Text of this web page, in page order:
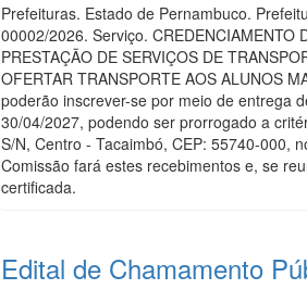
Prefeituras. Estado de Pernambuco.
00002/2026. Serviço. CREDENCIAMENTO
PRESTAÇÃO DE SERVIÇOS DE
OFERTAR TRANSPORTE AOS ALUNOS
poderão inscrever-se por meio de entrega
30/04/2027, podendo ser prorrogado a
S/N, Centro - Tacaimbó, CEP: 55740-000,
Comissão fará estes recebimentos e, se
certificada.
Edital de Chamamento